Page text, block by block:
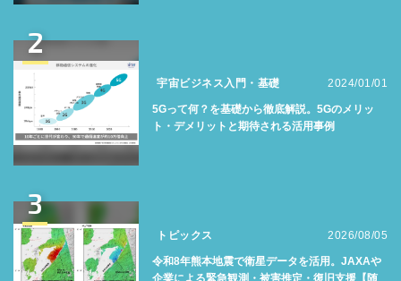
2
宇宙ビジネス入門・基礎 2024/01/01
5Gって何？を基礎から徹底解説。5Gのメリッ
ト・デメリットと期待される活用事例
3
トピックス 2026/08/05
令和8年熊本地震で衛星データを活用。JAXAや